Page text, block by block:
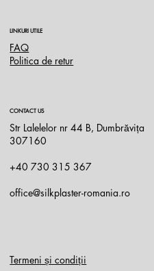
LINKURI UTILE
FAQ
Politica de retur
CONTACT US
Str Lalelelor nr 44 B, Dumbrăvița
307160
+40 730 315 367
office@silkplaster-romania.ro
Termeni și condiții